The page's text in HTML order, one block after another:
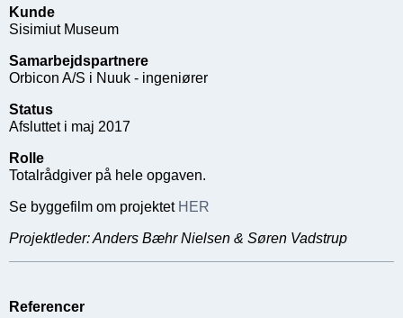
Kunde
Sisimiut Museum
Samarbejdspartnere
Orbicon A/S i Nuuk - ingeniører
Status
Afsluttet i maj 2017
Rolle
Totalrådgiver på hele opgaven.
Se byggefilm om projektet HER
Projektleder: Anders Bæhr Nielsen & Søren Vadstrup
Referencer